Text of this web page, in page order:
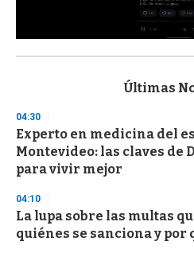
s
d
s
o
f
3
s
e
c
o
Últimas
04:30
Experto en medicina del
Montevideo: las claves de
para vivir mejor
04:10
La lupa sobre las multas
quiénes se sanciona y por